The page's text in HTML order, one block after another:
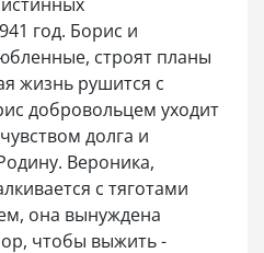
год. Борис и
строят планы
жизнь рушится с
добровольцем уходит
долга и
Вероника,
с тяготами
она вынуждена
чтобы выжить -